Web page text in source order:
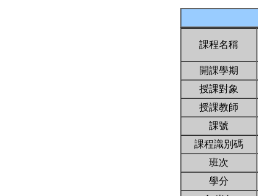
課程名稱
開課學期
授課對象
授課教師
課號
課程識別碼
班次
學分